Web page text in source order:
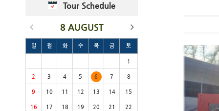
Tour Schedule
8 AUGUST
일 월 화 수 목 금 토
1
2 3 4 5 6 7 8
9 10 11 12 13 14 15
16 17 18 19 20 21 22